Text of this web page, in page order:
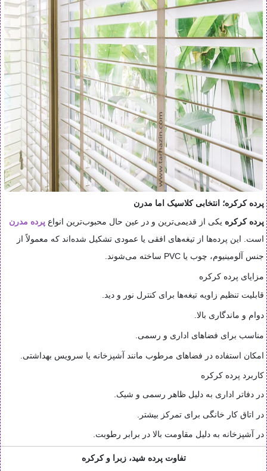
پرده کرکره؛ انتخابی کلاسیک اما مدرن
پرده کرکره یکی از قدیمی‌ترین و در عین حال محبوب‌ترین انواع پرده مدرن
است. این پرده‌ها از تیغه‌های افقی یا عمودی تشکیل شده‌اند که معمولاً از
جنس آلومینیوم، چوب یا PVC ساخته می‌شوند.
مزایای پرده کرکره
قابلیت تنظیم زاویه تیغه‌ها برای کنترل نور و دید.
دوام و ماندگاری بالا.
مناسب برای فضاهای اداری و رسمی.
امکان استفاده در فضاهای مرطوب مانند آشپزخانه یا سرویس بهداشتی.
کاربرد پرده کرکره
در دفاتر اداری به دلیل ظاهر رسمی و شیک.
در اتاق کار خانگی برای تمرکز بیشتر.
در آشپزخانه به دلیل مقاومت بالا در برابر رطوبت.
تفاوت پرده شید، زبرا و کرکره